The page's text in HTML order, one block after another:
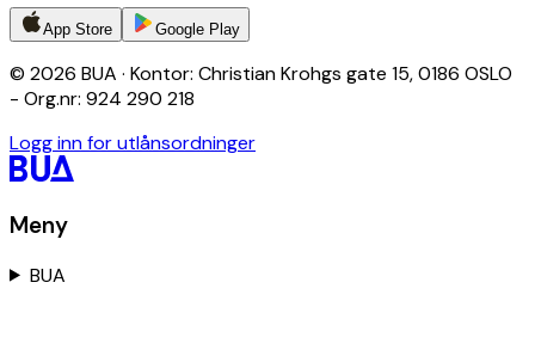
App Store Google Play
© 2026 BUA · Kontor: Christian Krohgs gate 15, 0186 OSLO
- Org.nr: 924 290 218
Logg inn for utlånsordninger
Meny
BUA